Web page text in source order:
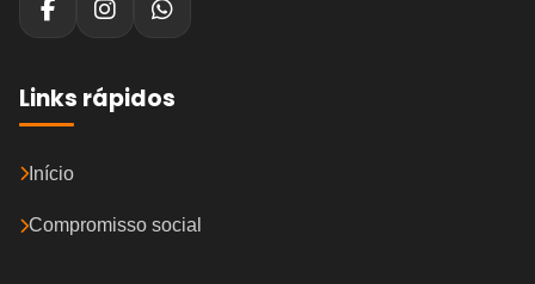
Links rápidos
Início
Compromisso social